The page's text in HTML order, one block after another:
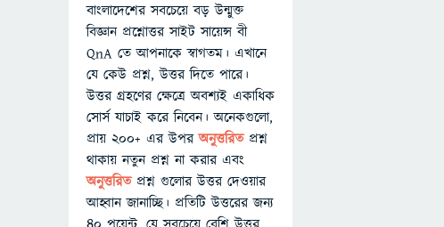
বাংলাদেশের সবচেয়ে বড় উন্মুক্ত
বিজ্ঞান প্রশ্নোত্তর সাইট সায়েন্স বী
QnA তে আপনাকে স্বাগতম। এখানে
যে কেউ প্রশ্ন, উত্তর দিতে পারে।
উত্তর গ্রহণের ক্ষেত্রে অবশ্যই একাধিক
সোর্স যাচাই করে নিবেন। অনেকগুলো,
প্রায় ২০০+ এর উপরঅনুত্তরিতপ্রশ্ন
থাকায় নতুন প্রশ্ন না করার এবং
অনুত্তরিত প্রশ্ন গুলোর উত্তর দেওয়ার
আহ্বান জানাচ্ছি। প্রতিটি উত্তরের জন্য